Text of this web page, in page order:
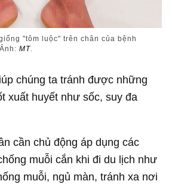
"tôm luộc" trên chân của bệnh
MT
chúng ta tránh được những
xuất huyết như sốc, suy đa
cần chủ động áp dụng các
muỗi cắn khi đi du lịch như
muỗi, ngủ màn, tránh xa nơi